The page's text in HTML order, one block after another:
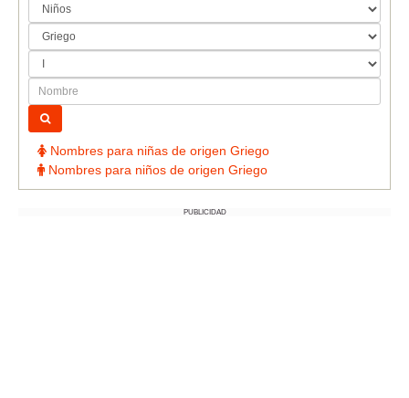
Nombres para niñas de origen Griego
Nombres para niños de origen Griego
PUBLICIDAD